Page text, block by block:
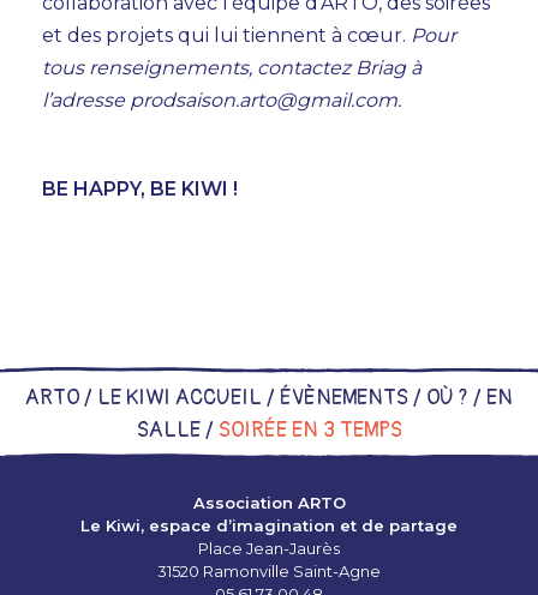
et des projets qui lui tiennent à cœur. Pour
tous renseignements, contactez Briag à
l’adresse prodsaison.arto@gmail.com.
BE HAPPY, BE KIWI !
ARTO / LE KIWI ACCUEIL / ÉVÈNEMENTS / OÙ ? / EN
SALLE/ SOIRÉE EN 3 TEMPS
Association ARTO
Le Kiwi, espace d’imagination et de partage
Place Jean-Jaurès
31520 Ramonville Saint-Agne